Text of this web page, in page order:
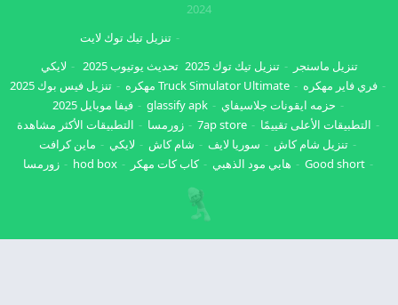
2024
تنزيل ماسنجر تنزيل تيك توك 2025
تنزيل تيك توك لايت
تحديث يوتيوب 2025
لايكي
فري فاير مهكره
Truck Simulator Ultimate مهكره
تنزيل فيس بوك 2025
حزمه ايقونات جلاسيفاي
glassify apk
فيفا موبايل 2025
التطبيقات الأعلى تقييمًا
7ap store زورمسا
التطبيقات الأكثر مشاهدة
تنزيل شام كاش
سوريا لايف شام كاش لايكي
ماين كرافت
Good short
هابي مود الذهبي كاب كات مهكر hod box زورمسا